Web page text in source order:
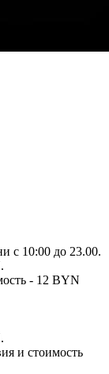
с 10:00 до 23.00.
- 12 BYN
и стоимость